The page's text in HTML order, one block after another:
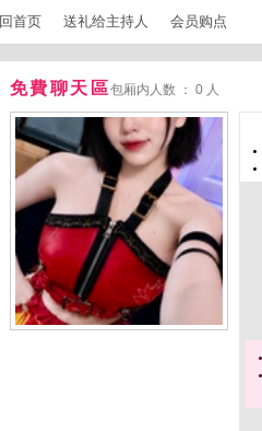
回首页 送礼给主持人 会员购点
免費聊天區包厢内人数 ： 0 人